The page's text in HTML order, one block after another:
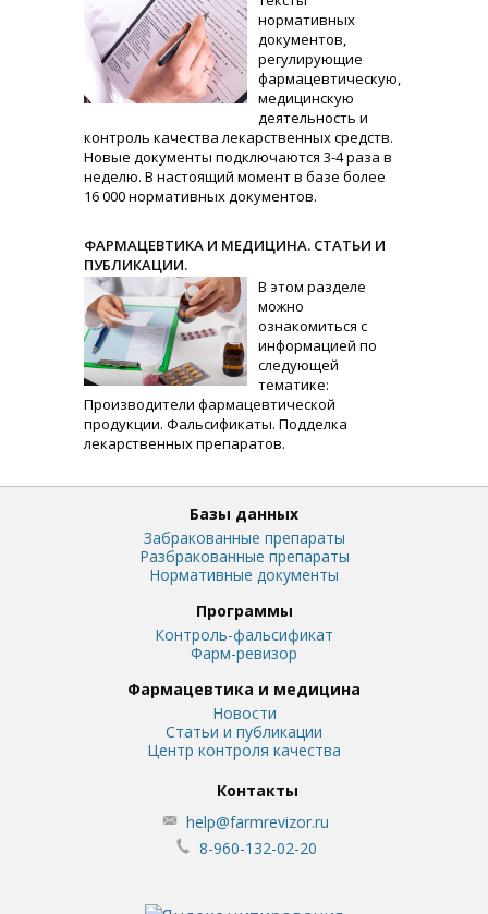
нормативных
документов,
регулирующие
фармацевтическую,
медицинскую
деятельность и
контроль качества лекарственных средств.
Новые документы подключаются 3-4 раза в
неделю. В настоящий момент в базе более
16 000 нормативных документов.
ФАРМАЦЕВТИКА И МЕДИЦИНА. СТАТЬИ И
ПУБЛИКАЦИИ.
В этом разделе
можно
ознакомиться с
информацией по
следующей
тематике:
Производители фармацевтической
продукции. Фальсификаты. Подделка
лекарственных препаратов.
Базы данных
Забракованные препараты
Разбракованные препараты
Нормативные документы
Программы
Контроль-фальсификат
Фарм-ревизор
Фармацевтика и медицина
Новости
Статьи и публикации
Центр контроля качества
Контакты
help@farmrevizor.ru
8-960-132-02-20